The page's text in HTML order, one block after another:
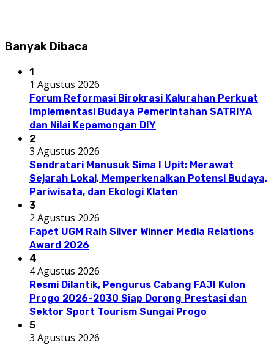
Banyak Dibaca
1
1 Agustus 2026
Forum Reformasi Birokrasi Kalurahan Perkuat
Implementasi Budaya Pemerintahan SATRIYA
dan Nilai Kepamongan DIY
2
3 Agustus 2026
Sendratari Manusuk Sima I Upit: Merawat
Sejarah Lokal, Memperkenalkan Potensi Budaya,
Pariwisata, dan Ekologi Klaten
3
2 Agustus 2026
Fapet UGM Raih Silver Winner Media Relations
Award 2026
4
4 Agustus 2026
Resmi Dilantik, Pengurus Cabang FAJI Kulon
Progo 2026-2030 Siap Dorong Prestasi dan
Sektor Sport Tourism Sungai Progo
5
3 Agustus 2026